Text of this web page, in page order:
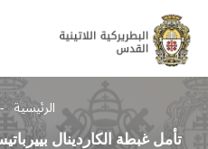
الرئيسية
تأمل غبطة الكاردينال